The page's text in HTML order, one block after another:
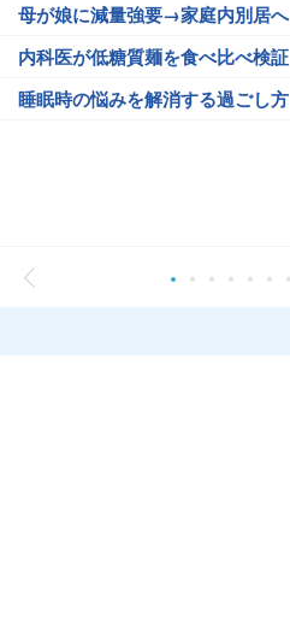
母が娘に減量強要→家庭内別居へ
内科医が低糖質麺を食べ比べ検証
睡眠時の悩みを解消する過ごし方